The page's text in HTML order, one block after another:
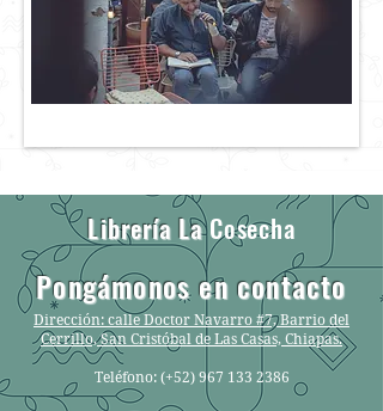
Librería LaCosecha
Pongámonos en contacto​
Dirección: calle Doctor Navarro #7, Barrio del
Cerrillo, San Cristóbal de Las Casas, Chiapas.
​Teléfono: (+52)967 133 2386